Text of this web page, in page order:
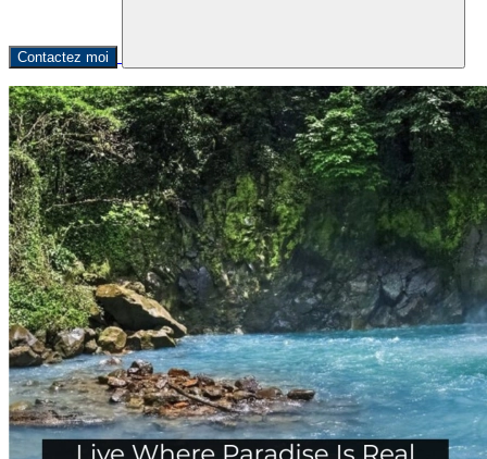
Contactez moi